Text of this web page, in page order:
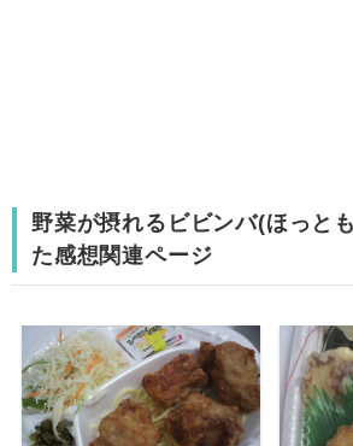
野菜が摂れるビビンバ(ほっと
た感想関連ページ